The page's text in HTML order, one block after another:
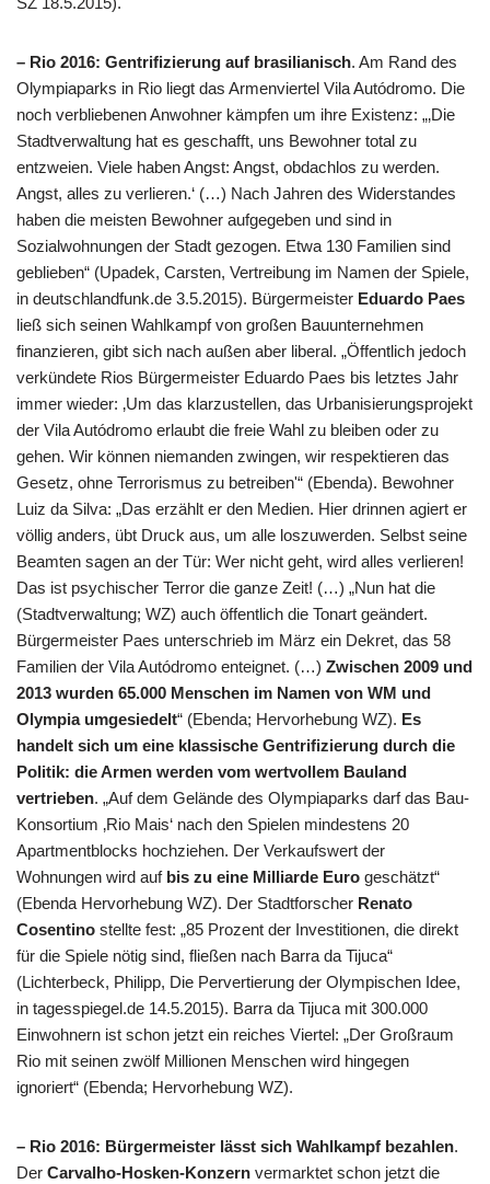
– Rio 2016: Gentrifizierung auf brasilianisch. Am Rand des
Olympiaparks in Rio liegt das Armenviertel Vila Autódromo. Die
noch verbliebenen Anwohner kämpfen um ihre Existenz: „‚Die
Stadtverwaltung hat es geschafft, uns Bewohner total zu
entzweien. Viele haben Angst: Angst, obdachlos zu werden.
Angst, alles zu verlieren.‘ (…) Nach Jahren des Widerstandes
haben die meisten Bewohner aufgegeben und sind in
Sozialwohnungen der Stadt gezogen. Etwa 130 Familien sind
geblieben“ (Upadek, Carsten, Vertreibung im Namen der Spiele,
in deutschlandfunk.de 3.5.2015). Bürgermeister Eduardo Paes
ließ sich seinen Wahlkampf von großen Bauunternehmen
finanzieren, gibt sich nach außen aber liberal. „Öffentlich jedoch
verkündete Rios Bürgermeister Eduardo Paes bis letztes Jahr
immer wieder: ‚Um das klarzustellen, das Urbanisierungsprojekt
der Vila Autódromo erlaubt die freie Wahl zu bleiben oder zu
gehen. Wir können niemanden zwingen, wir respektieren das
Gesetz, ohne Terrorismus zu betreiben'“ (Ebenda). Bewohner
Luiz da Silva: „Das erzählt er den Medien. Hier drinnen agiert er
völlig anders, übt Druck aus, um alle loszuwerden. Selbst seine
Beamten sagen an der Tür: Wer nicht geht, wird alles verlieren!
Das ist psychischer Terror die ganze Zeit! (…) „Nun hat die
(Stadtverwaltung; WZ) auch öffentlich die Tonart geändert.
Bürgermeister Paes unterschrieb im März ein Dekret, das 58
Familien der Vila Autódromo enteignet. (…) Zwischen 2009 und
2013 wurden 65.000 Menschen im Namen von WM und
Olympia umgesiedelt“ (Ebenda; Hervorhebung WZ). Es
handelt sich um eine klassische Gentrifizierung durch die
Politik: die Armen werden vom wertvollem Bauland
vertrieben. „Auf dem Gelände des Olympiaparks darf das Bau-
Konsortium ‚Rio Mais‘ nach den Spielen mindestens 20
Apartmentblocks hochziehen. Der Verkaufswert der
Wohnungen wird auf bis zu eine Milliarde Euro geschätzt“
(Ebenda Hervorhebung WZ). Der Stadtforscher Renato
Cosentino stellte fest: „85 Prozent der Investitionen, die direkt
für die Spiele nötig sind, fließen nach Barra da Tijuca“
(Lichterbeck, Philipp, Die Pervertierung der Olympischen Idee,
in tagesspiegel.de 14.5.2015). Barra da Tijuca mit 300.000
Einwohnern ist schon jetzt ein reiches Viertel: „Der Großraum
Rio mit seinen zwölf Millionen Menschen wird hingegen
ignoriert“ (Ebenda; Hervorhebung WZ).
– Rio 2016: Bürgermeister lässt sich Wahlkampf bezahlen.
Der Carvalho-Hosken-Konzern vermarktet schon jetzt die